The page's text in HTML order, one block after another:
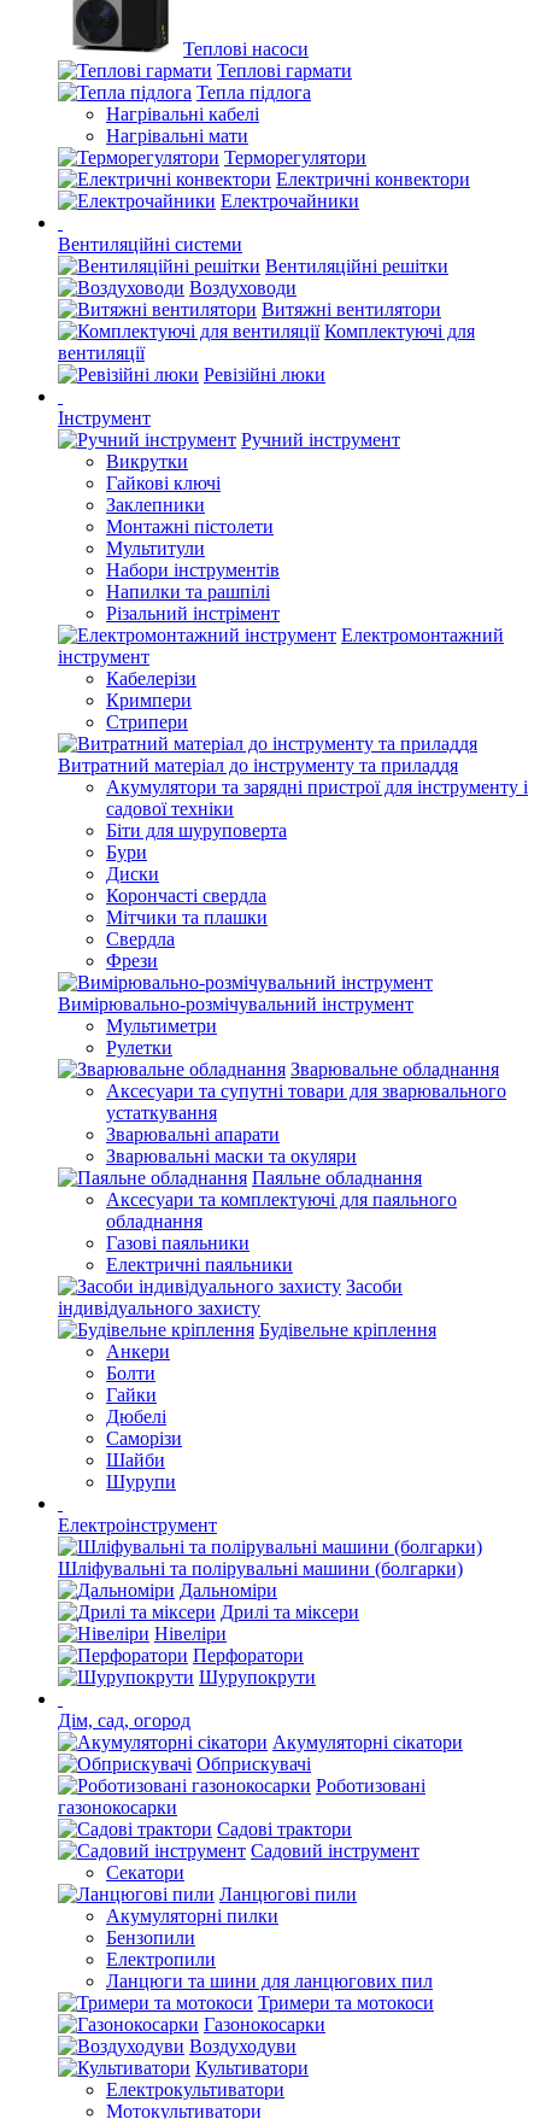
Теплові насоси
Теплові гармати
Тепла підлога
Нагрівальні кабелі
Нагрівальні мати
Терморегулятори
Електричні конвектори
Електрочайники
Вентиляційні системи
Вентиляційні решітки
Воздуховоди
Витяжні вентилятори
Комплектуючі для
вентиляції
Ревізійні люки
Інструмент
Ручний інструмент
Викрутки
Гайкові ключі
Заклепники
Монтажні пістолети
Мультитули
Набори інструментів
Напилки та рашпілі
Різальний інстрімент
Електромонтажний
інструмент
Кабелерізи
Кримпери
Стрипери
Витратний матеріал до інструменту та приладдя
Акумулятори та зарядні пристрої для інструменту і
садової техніки
Біти для шуруповерта
Бури
Диски
Корончасті свердла
Мітчики та плашки
Свердла
Фрези
Вимірювально-розмічувальний інструмент
Мультиметри
Рулетки
Зварювальне обладнання
Аксесуари та супутні товари для зварювального
устаткування
Зварювальні апарати
Зварювальні маски та окуляри
Паяльне обладнання
Аксесуари та комплектуючі для паяльного
обладнання
Газові паяльники
Електричні паяльники
Засоби
індивідуального захисту
Будівельне кріплення
Анкери
Болти
Гайки
Дюбелі
Саморізи
Шайби
Шурупи
Електроінструмент
Шліфувальні та полірувальні машини (болгарки)
Дальноміри
Дрилі та міксери
Нівеліри
Перфоратори
Шурупокрути
Дім, сад, огород
Акумуляторні сікатори
Обприскувачі
Роботизовані
газонокосарки
Садові трактори
Садовий інструмент
Секатори
Ланцюгові пили
Акумуляторні пилки
Бензопили
Електропили
Ланцюги та шини для ланцюгових пил
Тримери та мотокоси
Газонокосарки
Воздуходуви
Культиватори
Електрокультиватори
Мотокультиватори